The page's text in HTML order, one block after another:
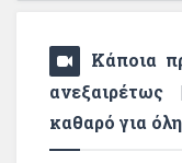
Κάποια
καθαρό για